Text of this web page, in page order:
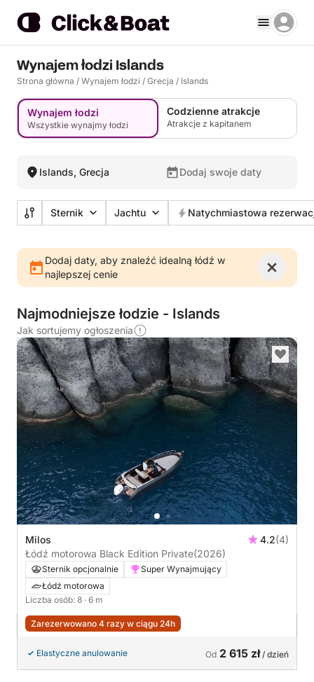
Wynajem łodzi Islands
Strona główna / Wynajem łodzi / Grecja / Islands
Wynajem łodzi
Wszystkie wynajmy łodzi
Codzienne atrakcje
Atrakcje z kapitanem
Islands, Grecja Dodaj swoje daty
Sternik Jachtu Natychmiastowa
Dodaj daty, aby znaleźć idealną łódź w
najlepszej cenie
Najmodniejsze łodzie - Islands
Jak sortujemy ogłoszenia
Milos 4.2(4)
Łódź motorowa Black Edition Private(2026)
Sternik opcjonalnie
Super Wynajmujący
Łódź motorowa
Liczba osób: 8 · 6 m
Zarezerwowano 4 razy w ciągu 24h
Elastyczne anulowanie Od 2 615 zł/ dzień